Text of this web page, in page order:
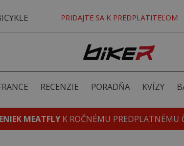
PRIDAJTE SA K PREDPLATITEĽOM
RECENZIE PORADŇA KVÍZY
MEATFLY K ROČNÉMU PREDPLATNÉMU